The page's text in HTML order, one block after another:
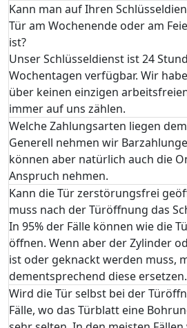
Kann man auf Ihren
Tür am Wochenende oder am
ist?
Unser Schlüsseldienst ist 24
Wochentagen verfügbar. Wir
über keinen einzigen
immer auf uns zählen.
Welche Zahlungsarten liegen
Generell nehmen wir
können aber natürlich auch die
Anspruch nehmen.
Kann die Tür zerstörungsfrei
muss nach der Türöffnung das
In 95% der Fälle können wie die
öffnen. Wenn aber der Zylinder
ist oder geknackt werden muss,
dementsprechend diese ersetzen.
Wird die Tür selbst bei der
Fälle, wo das Türblatt eine